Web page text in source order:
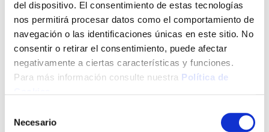
del dispositivo. El consentimiento de estas tecnologías
nos permitirá procesar datos como el comportamiento de
navegación o las identificaciones únicas en este sitio. No
consentir o retirar el consentimiento, puede afectar
negativamente a ciertas características y funciones.
Para más información consulte nuestra Política de
Necesario